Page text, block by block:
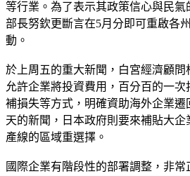
等行業。為了表示其政策信心與民氣
部長努欽更斷言在5月分即可重啟各
動。
於上周五的重大新聞，白宮經濟顧
允許企業將投資費用，百分百的一
補損失等方式，明確資助海外企業
天的新聞，日本政府則要來補貼大
產線的區域重選擇。
國際企業有階段性的部署調整，非